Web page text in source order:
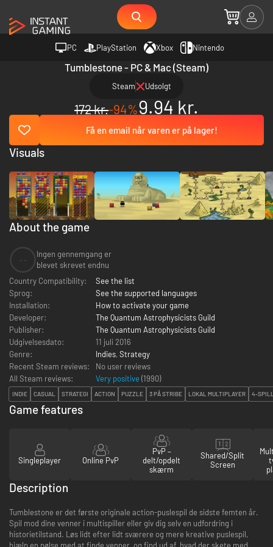
PC PlayStation Xbox Nintendo
Tumblestone - PC & Mac (Steam)
Steam Udsolgt
172 kr.-94%9.94 kr.
Få en email når varen er på lager!
About the game
Ingen gennemgang er
blevet skrevet endnu
Country Compatibility:
See the list
Sprog:
See the supported languages
Installation:
How to activate your game
Developer:
The Quantum Astrophysicists Guild
Publisher:
The Quantum Astrophysicists Guild
Udgivelsesdato:
11 juli 2016
Genre:
Indies, Strategy
Recent Steam reviews:
No user reviews
All Steam reviews:
Very positive (1990)
INDIE CASUAL STRATEGI ACTION PUZZLE 3 PÅ STRIBE LOKAL MULTIPLAYER 4-
Visuals
Game features
Singleplayer Online PvP
PvP –
delt/opdelt
skærm
Shared/Split
Screen
Description
Tumblestone er det første originale action-puslespil de sidste femten år.
Spil mod dine venner i multispiller eller giv dig selv en udfordring i
historietilstand. Løs lidt efter lidt sværere og mere kreative puslespil,
hjælp en pølse med at finde venner, og find ud af, hvad der skete med